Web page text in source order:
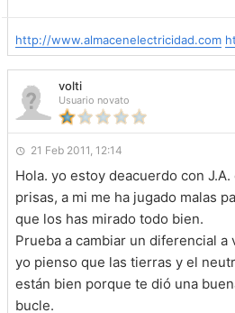
http://www.almacenelectricidad.com
volti
Usuario novato
21 Feb 2011, 12:14
Hola. yo estoy deacuerdo con
prisas, a mi me ha jugado malas
que los has mirado todo bien.
Prueba a cambiar un diferencial a
yo pienso que las tierras y el
están bien porque te dió una
bucle.